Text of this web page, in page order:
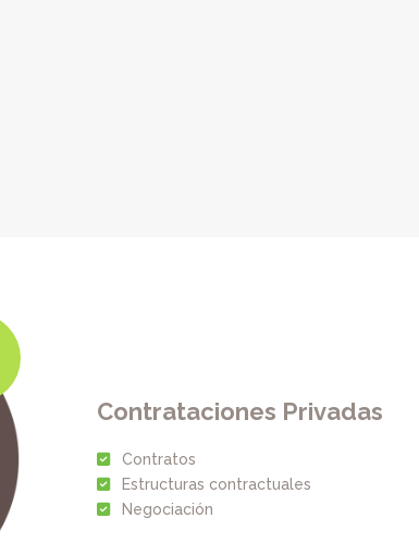
Contrataciones Privadas
Contratos
Estructuras contractuales
Negociación